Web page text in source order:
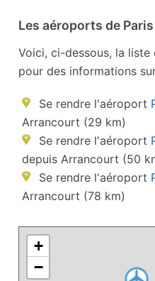
Les aéroports de Paris
Voici, ci-dessous, la
pour des informations
Se rendre l'aéroport
Arrancourt (29 km)
Se rendre l'aéroport
depuis Arrancourt (50
Se rendre l'aéroport
Arrancourt (78 km)
+
−